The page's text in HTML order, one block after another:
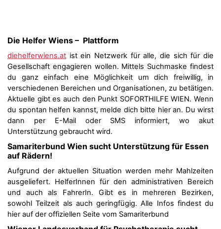
Die Helfer Wiens – Plattform
diehelferwiens.at ist ein Netzwerk für alle, die sich für die
Gesellschaft engagieren wollen. Mittels Suchmaske findest
du ganz einfach eine Möglichkeit um dich freiwillig, in
verschiedenen Bereichen und Organisationen, zu betätigen.
Aktuelle gibt es auch den Punkt SOFORTHILFE WIEN. Wenn
du spontan helfen kannst, melde dich bitte hier an. Du wirst
dann per E-Mail oder SMS informiert, wo akut
Unterstützung gebraucht wird.
Samariterbund Wien sucht Unterstützung für Essen
auf Rädern!
Aufgrund der aktuellen Situation werden mehr Mahlzeiten
ausgeliefert. HelferInnen für den administrativen Bereich
und auch als FahrerIn. Gibt es in mehreren Bezirken,
sowohl Teilzeit als auch geringfügig. Alle Infos findest du
hier auf der offiziellen Seite vom Samariterbund